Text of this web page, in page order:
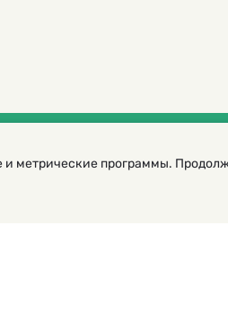
иллюстрированный журнал
с разрешения редакторов сайта
метрические программы.